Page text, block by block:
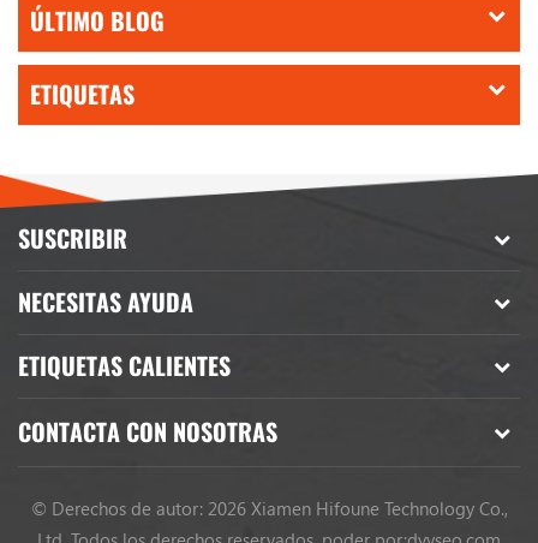
ÚLTIMO BLOG
ETIQUETAS
SUSCRIBIR
NECESITAS AYUDA
ETIQUETAS CALIENTES
CONTACTA CON NOSOTRAS
© Derechos de autor: 2026 Xiamen Hifoune Technology Co.,